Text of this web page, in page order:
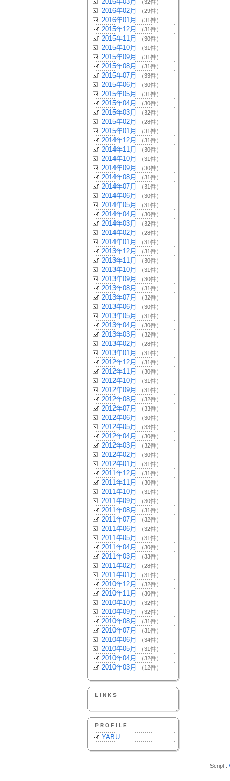
（32件）
2016年02月 （29件）
2016年01月 （31件）
2015年12月 （31件）
2015年11月 （30件）
2015年10月 （31件）
2015年09月 （31件）
2015年08月 （31件）
2015年07月 （33件）
2015年06月 （30件）
2015年05月 （31件）
2015年04月 （30件）
2015年03月 （32件）
2015年02月 （28件）
2015年01月 （31件）
2014年12月 （31件）
2014年11月 （30件）
2014年10月 （31件）
2014年09月 （30件）
2014年08月 （31件）
2014年07月 （31件）
2014年06月 （30件）
2014年05月 （31件）
2014年04月 （30件）
2014年03月 （32件）
2014年02月 （28件）
2014年01月 （31件）
2013年12月 （31件）
2013年11月 （30件）
2013年10月 （31件）
2013年09月 （30件）
2013年08月 （31件）
2013年07月 （32件）
2013年06月 （30件）
2013年05月 （31件）
2013年04月 （30件）
2013年03月 （32件）
2013年02月 （28件）
2013年01月 （31件）
2012年12月 （31件）
2012年11月 （30件）
2012年10月 （31件）
2012年09月 （31件）
2012年08月 （32件）
2012年07月 （33件）
2012年06月 （30件）
2012年05月 （33件）
2012年04月 （30件）
2012年03月 （32件）
2012年02月 （30件）
2012年01月 （31件）
2011年12月 （31件）
2011年11月 （30件）
2011年10月 （31件）
2011年09月 （30件）
2011年08月 （31件）
2011年07月 （32件）
2011年06月 （32件）
2011年05月 （31件）
2011年04月 （30件）
2011年03月 （33件）
2011年02月 （28件）
2011年01月 （31件）
2010年12月 （32件）
2010年11月 （30件）
2010年10月 （32件）
2010年09月 （32件）
2010年08月 （31件）
2010年07月 （31件）
2010年06月 （34件）
2010年05月 （31件）
2010年04月 （32件）
2010年03月 （12件）
LINKS
PROFILE
YABU
Script :